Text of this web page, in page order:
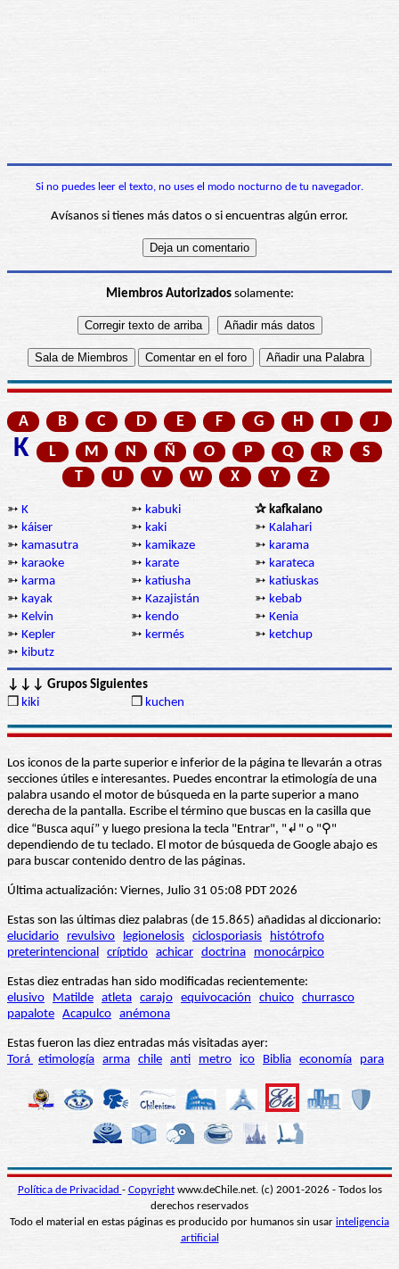
Si no puedes leer el texto, no uses el modo nocturno de tu navegador.
Avísanos si tienes más datos o si encuentras algún error.
Miembros Autorizadossolamente:
A B C D E F G H J
K L M N Ñ O P Q R
S
T
U V W X Y Z
➳ K ➳ kabuki
✰ kafkaiano
➳ káiser ➳ kaki ➳ Kalahari
➳ kamasutra ➳ kamikaze ➳ karama
➳ karaoke ➳ karate ➳ karateca
➳ karma ➳ katiusha ➳ katiuskas
➳ kayak ➳ Kazajistán ➳ kebab
➳ Kelvin ➳ kendo ➳ Kenia
➳ Kepler ➳ kermés ➳ ketchup
➳ kibutz
↓↓↓ Grupos Siguientes
❒ kiki ❒ kuchen
Los iconos de la parte superior e inferior de la página te llevarán a otras
secciones útiles e interesantes. Puedes encontrar la etimología de una
palabra usando el motor de búsqueda en la parte superior a mano
derecha de la pantalla. Escribe el término que buscas en la casilla que
dice “Busca aquí” y luego presiona la tecla "Entrar", "↲" o "⚲"
dependiendo de tu teclado. El motor de búsqueda de Google abajo es
para buscar contenido dentro de las páginas.
Última actualización: Viernes, Julio 31 05:08 PDT 2026
Estas son las últimas diez palabras (de 15.865) añadidas al diccionario:
elucidario
revulsivo legionelosis ciclosporiasis
histótrofo
preterintencional
críptido achicar doctrina monocárpico
Estas diez entradas han sido modificadas recientemente:
elusivo
Matilde atleta carajo equivocación chuico churrasco
papalote Acapulco anémona
Estas fueron las diez entradas más visitadas ayer:
Torá etimología arma chile anti metro ico Biblia economía para
Política de Privacidad - Copyrightwww.deChile.net. (c) 2001-2026 - Todos los
derechos reservados
Todo el material en estas páginas es producido por humanos sin usar inteligencia
artificial